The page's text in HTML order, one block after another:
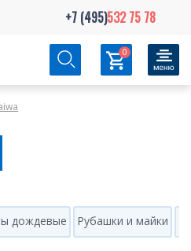
+7 (495)532 75 78
0
дождевые Рубашки и майки